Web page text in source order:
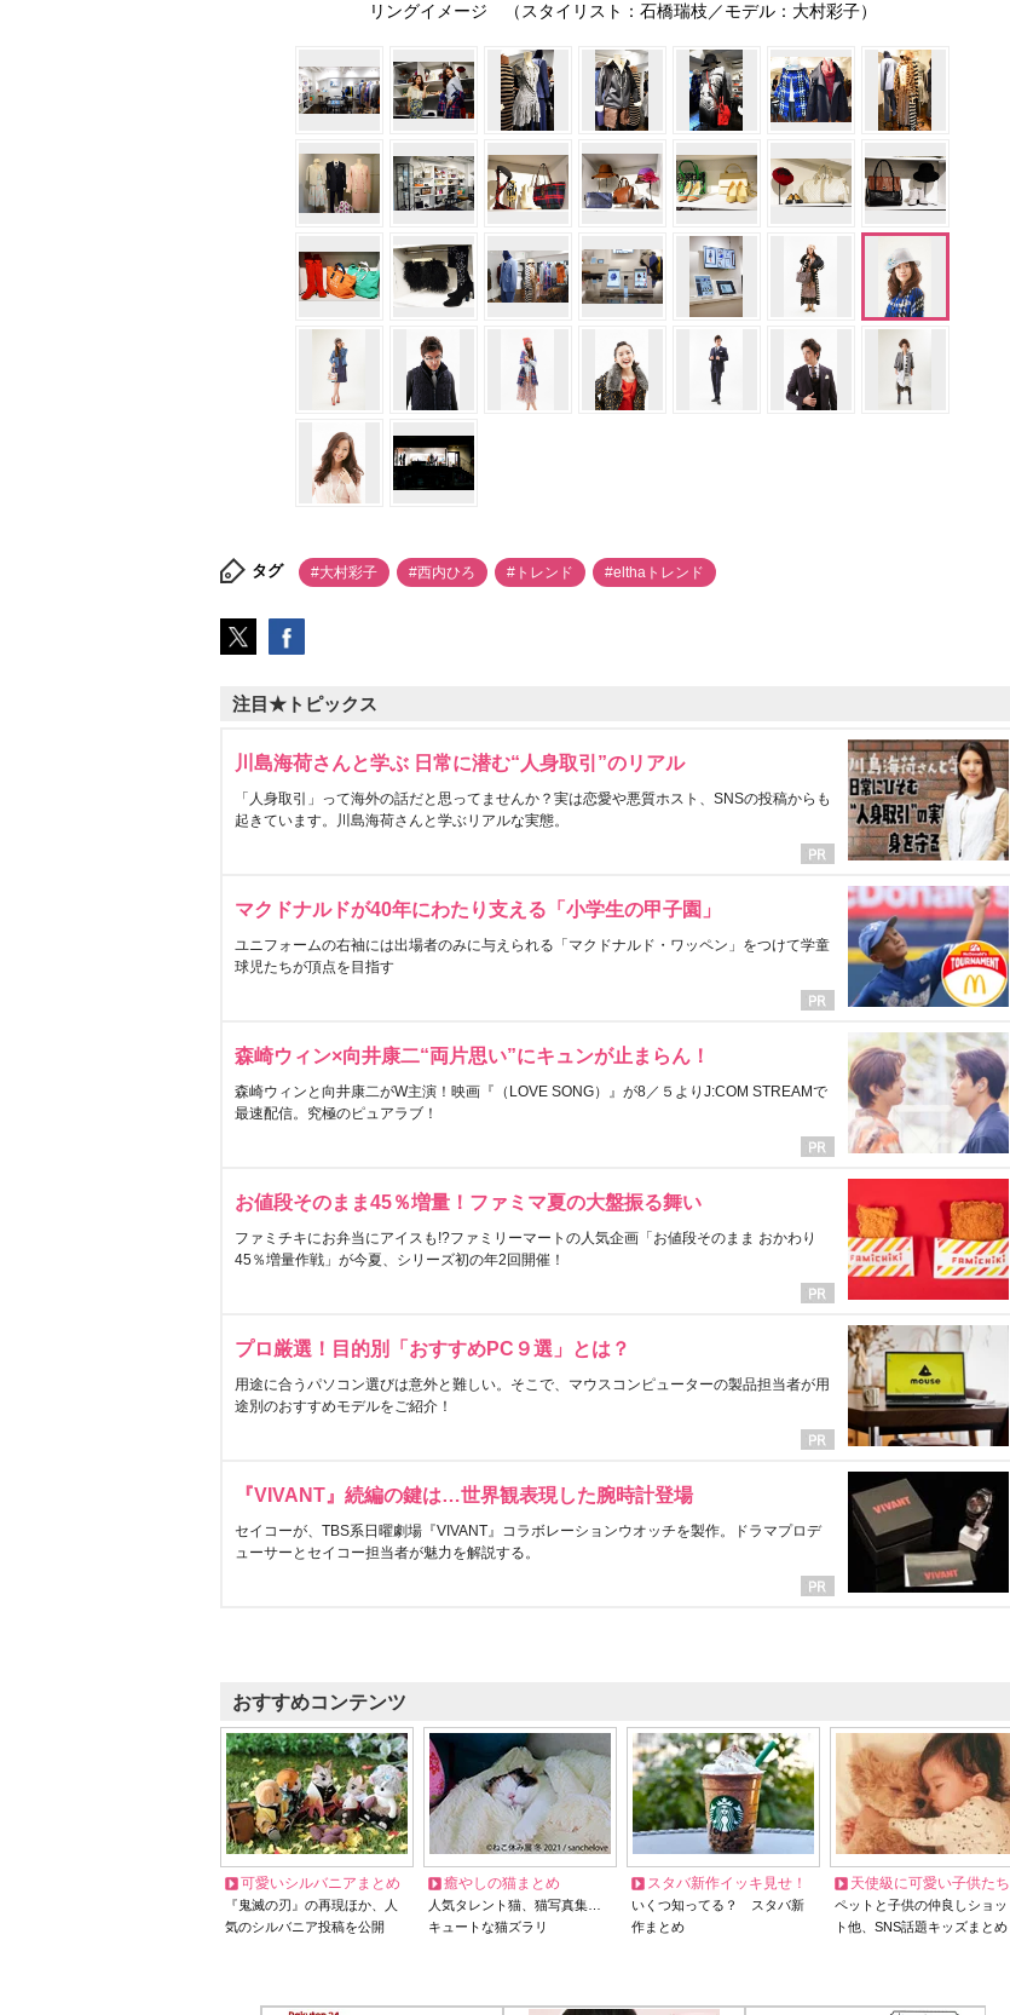
リングイメージ （スタイリスト：石橋瑞枝／モデル：大村彩子）
タグ #大村彩子 #西内ひろ #トレンド #elthaトレンド
注目★トピックス
川島海荷さんと学ぶ 日常に潜む“人身取引”のリアル
「人身取引」って海外の話だと思ってませんか？実は恋愛や悪質ホスト、SNSの投稿からも
起きています。川島海荷さんと学ぶリアルな実態。
マクドナルドが40年にわたり支える「小学生の甲子園」
ユニフォームの右袖には出場者のみに与えられる「マクドナルド・ワッペン」をつけて学童
球児たちが頂点を目指す
森崎ウィン×向井康二“両片思い”にキュンが止まらん！
森崎ウィンと向井康二がW主演！映画『（LOVE SONG）』が8／５よりJ:COM STREAMで
最速配信。究極のピュアラブ！
お値段そのまま45％増量！ファミマ夏の大盤振る舞い
ファミチキにお弁当にアイスも!?ファミリーマートの人気企画「お値段そのまま おかわり
45％増量作戦」が今夏、シリーズ初の年2回開催！
プロ厳選！目的別「おすすめPC９選」とは？
用途に合うパソコン選びは意外と難しい。そこで、マウスコンピューターの製品担当者が用
途別のおすすめモデルをご紹介！
『VIVANT』続編の鍵は…世界観表現した腕時計登場
セイコーが、TBS系日曜劇場『VIVANT』コラボレーションウオッチを製作。ドラマプロデ
ューサーとセイコー担当者が魅力を解説する。
おすすめコンテンツ
可愛いシルバニアまとめ
『鬼滅の刃』の再現ほか、人
気のシルバニア投稿を公開
癒やしの猫まとめ
人気タレント猫、猫写真集…
キュートな猫ズラリ
スタバ新作イッキ見せ！
いくつ知ってる？ スタバ新
作まとめ
天使級に可愛い子供たち
ペットと子供の仲良しショッ
ト他、SNS話題キッズまとめ